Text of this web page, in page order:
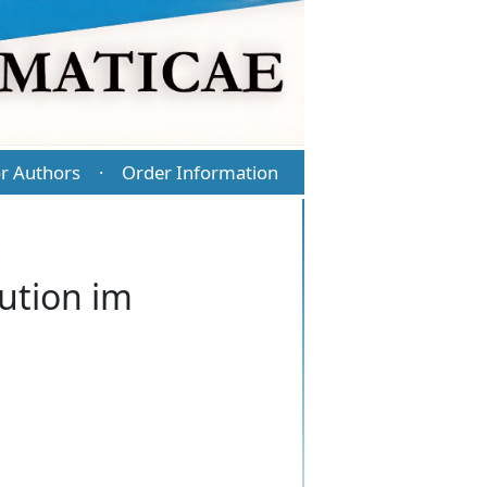
Authors · Order Information
im